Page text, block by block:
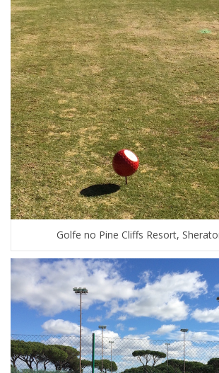
Golfe no Pine Cliffs Resort,